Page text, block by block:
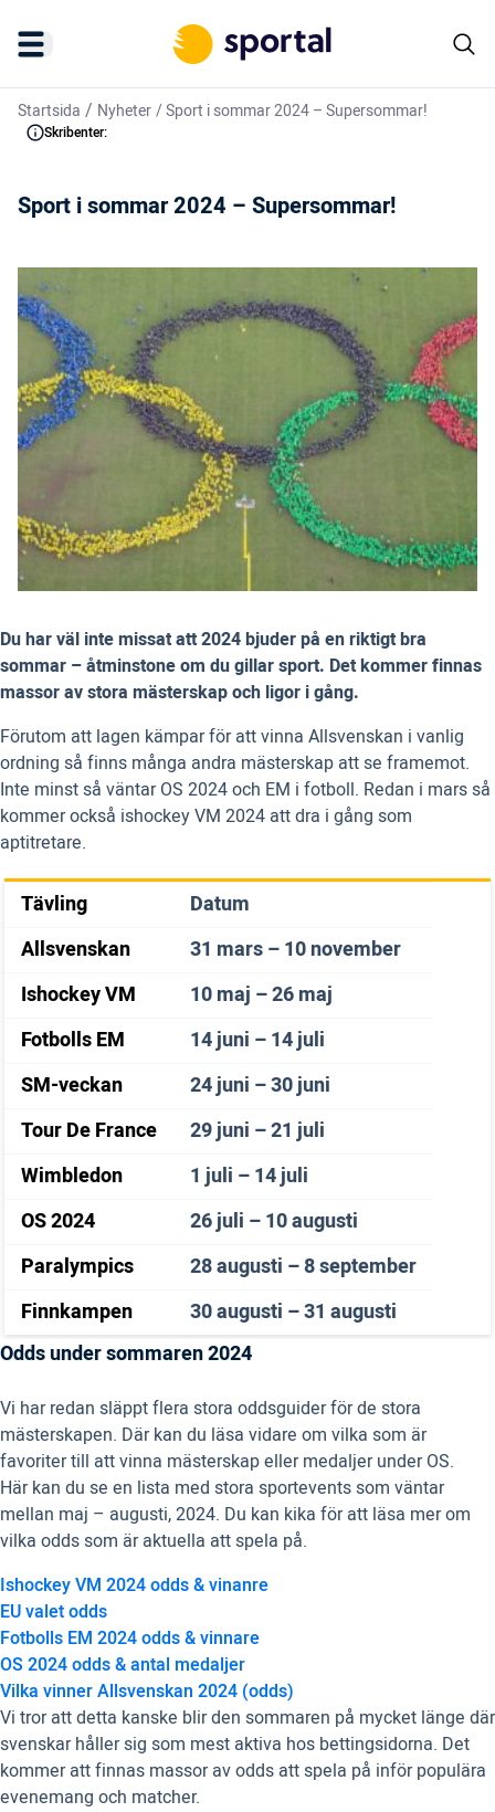
Startsida / Nyheter/Sport i sommar 2024 – Supersommar!
Skribenter:
Sport i sommar 2024 – Supersommar!
Du har väl inte missat att 2024 bjuder på en riktigt bra
sommar – åtminstone om du gillar sport. Det kommer finnas
massor av stora mästerskap och ligor i gång.
Förutom att lagen kämpar för att vinna Allsvenskan i vanlig
ordning så finns många andra mästerskap att se framemot.
Inte minst så väntar OS 2024 och EM i fotboll. Redan i mars så
kommer också ishockey VM 2024 att dra i gång som
aptitretare.
Tävling
Datum
Allsvenskan
31 mars – 10 november
Ishockey VM
10 maj – 26 maj
Fotbolls EM
14 juni – 14 juli
SM-veckan
24 juni – 30 juni
Tour De France
29 juni – 21 juli
Wimbledon
1 juli – 14 juli
OS 2024
26 juli – 10 augusti
Paralympics
28 augusti – 8 september
Finnkampen
30 augusti – 31 augusti
Odds under sommaren 2024
Vi har redan släppt flera stora oddsguider för de stora
mästerskapen. Där kan du läsa vidare om vilka som är
favoriter till att vinna mästerskap eller medaljer under OS.
Här kan du se en lista med stora sportevents som väntar
mellan maj – augusti, 2024. Du kan kika för att läsa mer om
vilka odds som är aktuella att spela på.
Ishockey VM 2024 odds & vinanre
EU valet odds
Fotbolls EM 2024 odds & vinnare
OS 2024 odds & antal medaljer
Vilka vinner Allsvenskan 2024 (odds)
Vi tror att detta kanske blir den sommaren på mycket länge där
svenskar håller sig som mest aktiva hos bettingsidorna. Det
kommer att finnas massor av odds att spela på inför populära
evenemang och matcher.